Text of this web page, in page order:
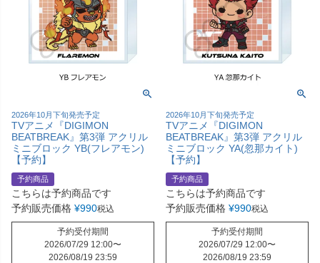
2026年10月下旬発売予定
TVアニメ『DIGIMON
BEATBREAK』第3弾 アクリル
ミニブロック YB(フレアモン)
【予約】
予約商品
こちらは予約商品です
予約販売価格 ¥990税込
予約受付期間
2026/07/29 12:00〜
2026/08/19 23:59
2026年10月下旬発売予定
TVアニメ『DIGIMON
BEATBREAK』第3弾 アクリル
ミニブロック YA(忽那カイト)
【予約】
予約商品
こちらは予約商品です
予約販売価格 ¥990税込
予約受付期間
2026/07/29 12:00〜
2026/08/19 23:59